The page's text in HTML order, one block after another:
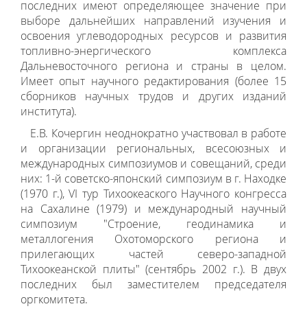
последних имеют определяющее значение при
выборе дальнейших направлений изучения и
освоения углеводородных ресурсов и развития
топливно-энергического комплекса
Дальневосточного региона и страны в целом.
Имеет опыт научного редактирования (более 15
сборников научных трудов и других изданий
института).
Е.В. Кочергин неоднократно участвовал в работе
и организации региональных, всесоюзных и
международных симпозиумов и совещаний, среди
них: 1-й советско-японский симпозиум в г. Находке
(1970 г.), VI тур Тихоокеаского Научного конгресса
на Сахалине (1979) и международный научный
симпозиум "Строение, геодинамика и
металлогения Охотоморского региона и
прилегающих частей северо-западной
Тихоокеанской плиты" (сентябрь 2002 г.). В двух
последних был заместителем председателя
оргкомитета.